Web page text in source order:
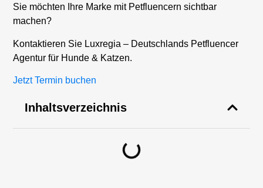
Sie möchten Ihre Marke mit Petfluencern sichtbar
machen?
Kontaktieren Sie Luxregia – Deutschlands Petfluencer
Agentur für Hunde & Katzen.
Jetzt Termin buchen
Inhaltsverzeichnis